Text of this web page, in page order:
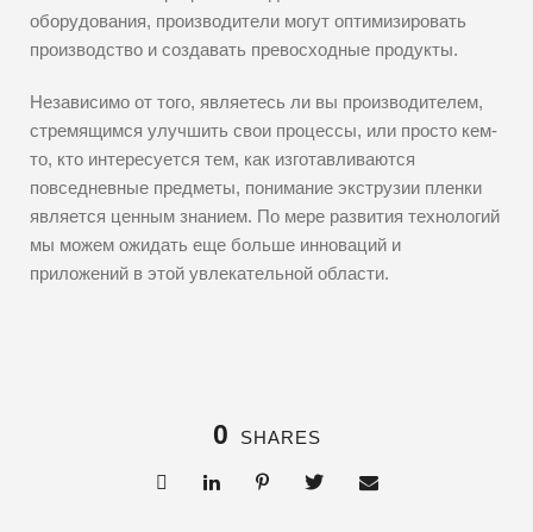
оборудования, производители могут оптимизировать
производство и создавать превосходные продукты.
Независимо от того, являетесь ли вы производителем,
стремящимся улучшить свои процессы, или просто кем-
то, кто интересуется тем, как изготавливаются
повседневные предметы, понимание экструзии пленки
является ценным знанием. По мере развития технологий
мы можем ожидать еще больше инноваций и
приложений в этой увлекательной области.
0 SHARES